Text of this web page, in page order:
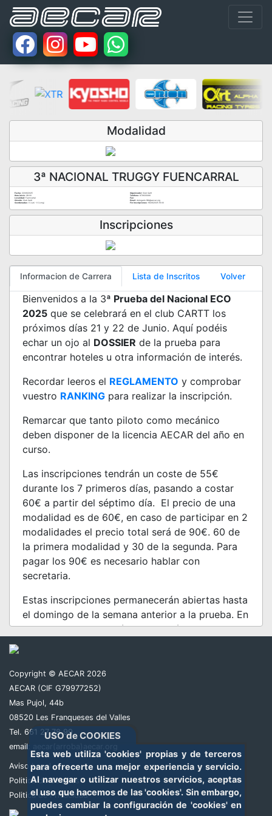
USO de COOKIES
Esta web utiliza 'cookies' propias y de terceros
para ofrecerte una mejor experiencia y servicio.
Al navegar o utilizar nuestros servicios, aceptas
el uso que hacemos de las 'cookies'. Sin embargo,
puedes cambiar la configuración de 'cookies' en
Modalidad
3ª NACIONAL TRUGGY FUENCARRAL
Fecha:22/06/2025 Organizador:
Club Cartt
Hora Inicio:
Teléfono:
679633066
Localidad:Fuencarral
Fax:
Circuito:
Club Cartt Email:
delegado.18tt@aecar.org
Coordenadas:
0 (Lat) - 0 (Long) Fin Inscripciones:16/06/2025 16:00
Inscripciones
Informacion de Carrera Lista de Inscritos Volver
Bienvenidos a la 3ª Prueba del Nacional ECO
2025que se celebrará en el club CARTT los
próximos días 21 y 22 de Junio. Aquí podéis
echar un ojo al DOSSIER de la prueba para
encontrar hoteles u otra información de interés.
Recordar leeros el REGLAMENTO y comprobar
vuestro RANKINGpara realizar la inscripción.
Remarcar que tanto piloto como mecánico
deben disponer de la licencia AECAR del año en
curso.
Las inscripciones tendrán un coste de 55€
durante los 7 primeros días, pasando a costar
60€ a partir del séptimo día. El precio de una
modalidad es de 60€, en caso de participar en 2
modalidades el precio total será de 90€. 60 de
la primera modalidad y 30 de la segunda. Para
pagar los 90€ es necesario hablar con
secretaria.
Estas inscripciones permanecerán abiertas hasta
el domingo de la semana anterior a la prueba. En
este caso la inscripción se cerrará el domingo 15
Toda inscripción no pagada el día de cierre, será
borrada al día siguiente a las 12:00 del mediodía.
Las inscripciones pagadas fuera de plazo
tendrán un recargo de 15€ y costaran 75€.
Nos vemos en Fuencarral!
Copyright © AECAR 2026
AECAR (CIF G79977252)
Mas Pujol, 44b
08520 Les Franqueses del Valles
Tel. 661 27 78 99
email:
aecar(arroba)aecar.org
Aviso Legal
Politica de Cookies
Politica de Privacidad